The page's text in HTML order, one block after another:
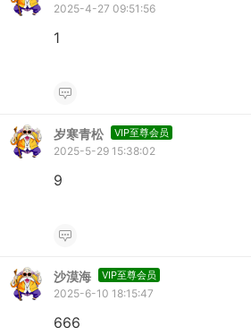
2025-4-27 09:51:56
1
岁寒青松 VIP至尊会员
2025-5-29 15:38:02
9
沙漠海 VIP至尊会员
2025-6-10 18:15:47
666